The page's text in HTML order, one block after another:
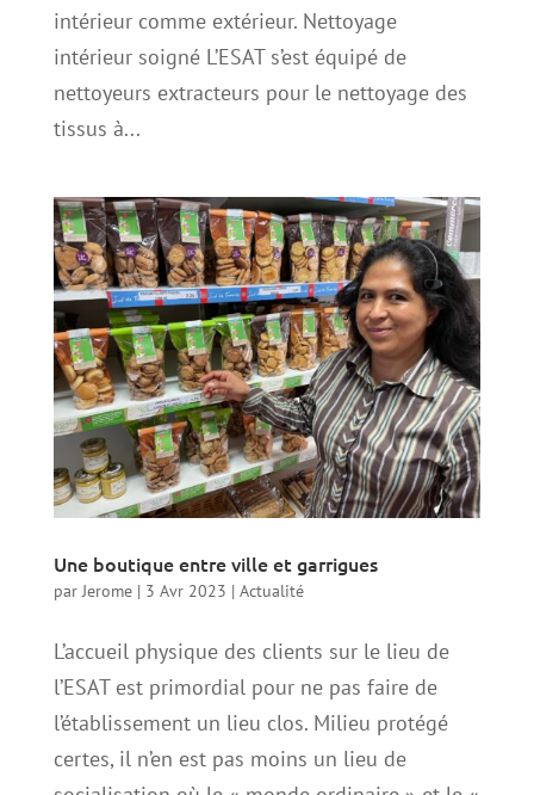
intérieur comme extérieur. Nettoyage
intérieur soigné L’ESAT s’est équipé de
nettoyeurs extracteurs pour le nettoyage des
tissus à...
Une boutique entre ville et garrigues
parJerome| 3 Avr 2023 | Actualité
L’accueil physique des clients sur le lieu de
l’ESAT est primordial pour ne pas faire de
l’établissement un lieu clos. Milieu protégé
certes, il n’en est pas moins un lieu de